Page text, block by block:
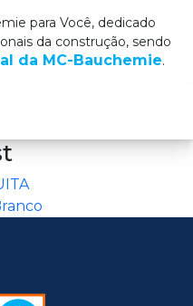
para Você, dedicado
da construção, sendo
da MC-Bauchemie.